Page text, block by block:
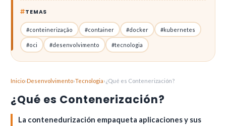
TEMAS
#conteinerização #container #docker #kubernetes
#oci #desenvolvimento #tecnologia
Inicio›Desenvolvimento›Tecnologia› ¿Qué es Contenerización?
¿Qué es Contenerización?
La contenedurización empaqueta aplicaciones y sus